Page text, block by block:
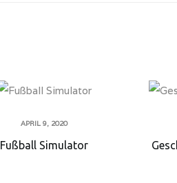
APRIL 9, 2020
Fußball Simulator